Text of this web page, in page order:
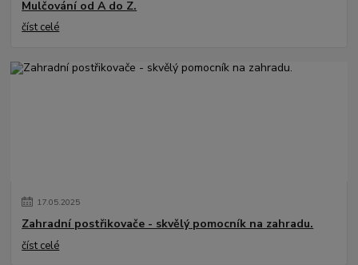
Mulčování od A do Z.
číst celé
17.05.2025
Zahradní postřikovače - skvělý pomocník na zahradu.
číst celé